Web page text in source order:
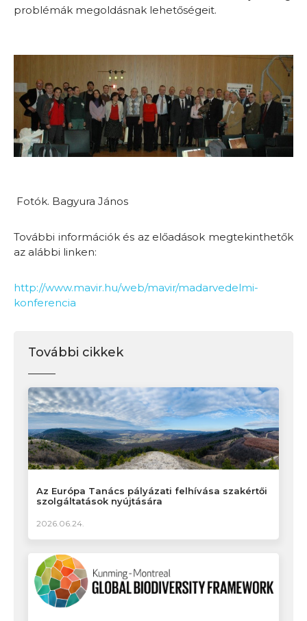
problémák megoldásnak lehetőségeit.
Fotók. Bagyura János
További információk és az előadások megtekinthetők
az alábbi linken:
http://www.mavir.hu/web/mavir/madarvedelmi-
konferencia
További cikkek
Az Európa Tanács pályázati felhívása szakértői
szolgáltatások nyújtására
2026.06.24.